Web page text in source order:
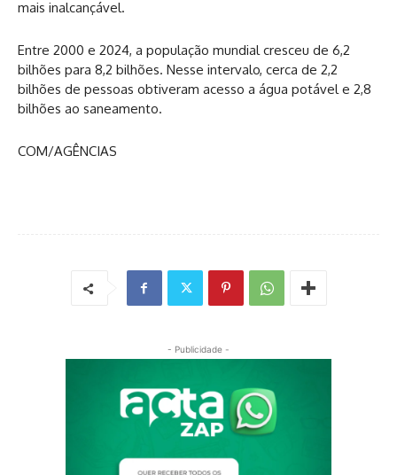
mais inalcançável.
Entre 2000 e 2024, a população mundial cresceu de 6,2
bilhões para 8,2 bilhões. Nesse intervalo, cerca de 2,2
bilhões de pessoas obtiveram acesso a água potável e 2,8
bilhões ao saneamento.
COM/AGÊNCIAS
- Publicidade -